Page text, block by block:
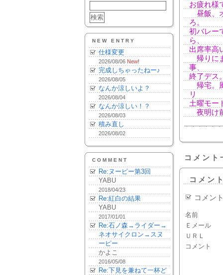
NEW ENTRY
仕様変更
2026/08/06 New!
完成しちゃったねー♪
2026/08/05
なんか涼しいよ？
2026/08/04
なんか涼しい！？
2026/08/03
積み直し
2026/08/02
COMMENT
Re:ヌーピー第3回
YABU
2018/04/23
Re:紅白の結果
YABU
2017/01/01
Re:石ノ森→ライダー→
ネオサイクロン→スヌ
ーピー
かよこ
2016/05/08
Re:下見を兼ねて一杯ど
お疲れ様
昼飯、
ろ。
初バレー
ら、
出席率高
帰りに
事、
終了デス
帰宅。
リ
土曜モー
夜明け
コメント
コメン
コメン
名前
Ｅメール
ＵＲＬ
コメント